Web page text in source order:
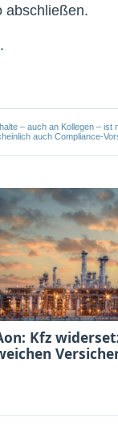
abschließen.
.
– auch an Kollegen – ist
auch Compliance-
Kfz